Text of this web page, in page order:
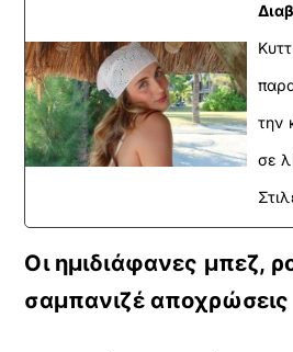
την
σε
Οι ημιδιάφανες μπεζ,
σαμπανιζέ αποχρώσεις